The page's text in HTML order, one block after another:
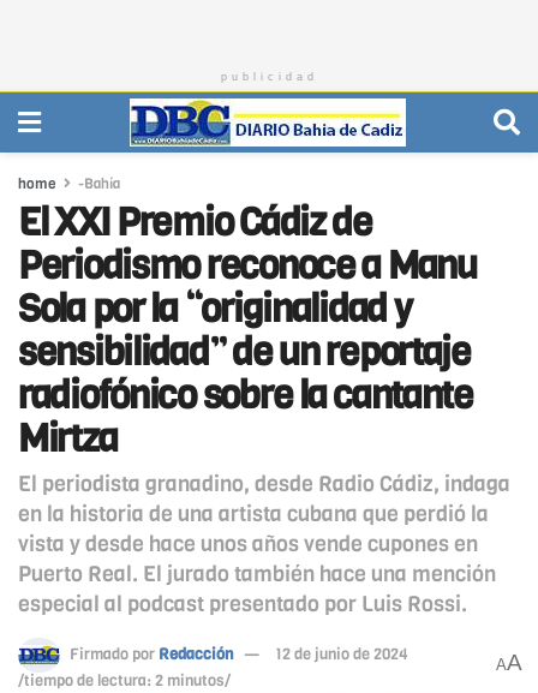
publicidad
home -Bahía
El XXI Premio Cádiz de
Periodismo reconoce a Manu
Sola por la “originalidad y
sensibilidad” de un reportaje
radiofónico sobre la cantante
Mirtza
El periodista granadino, desde Radio Cádiz, indaga
en la historia de una artista cubana que perdió la
vista y desde hace unos años vende cupones en
Puerto Real. El jurado también hace una mención
especial al podcast presentado por Luis Rossi.
Firmado por Redacción
12 de junio de 2024
/tiempo de lectura: 2 minutos/
AA